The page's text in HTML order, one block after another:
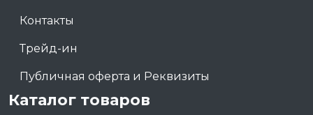
Контакты
Трейд-ин
Публичная оферта и Реквизиты
Каталог товаров